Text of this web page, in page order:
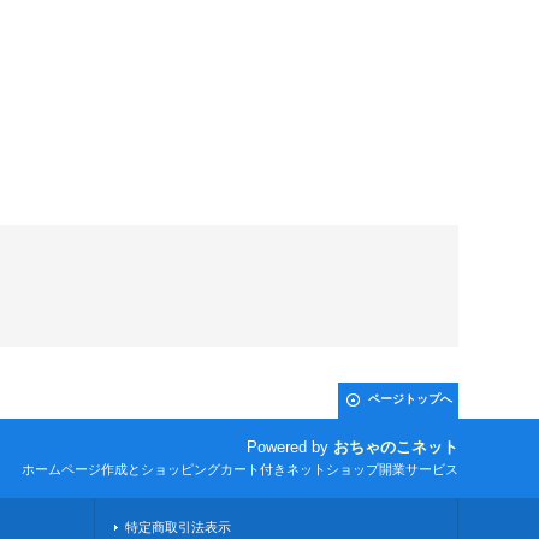
ページトップへ
Powered by おちゃのこネット
ホームページ作成とショッピングカート付きネットショップ開業サービス
特定商取引法表示